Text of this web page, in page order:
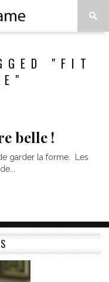
"FIT
belle !
garder la forme. Les